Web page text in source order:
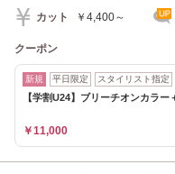
カット ￥4,400～
クーポン
新規 平日限定 スタイリスト指定
【学割U24】ブリーチオンカラ
￥11,000